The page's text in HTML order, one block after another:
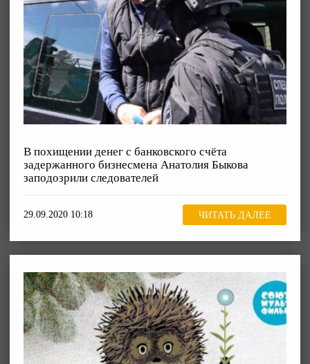
В похищении денег с банковского счёта
задержанного бизнесмена Анатолия Быкова
заподозрили следователей
29.09.2020 10:18 ЧИТАТЬ ДАЛЕЕ